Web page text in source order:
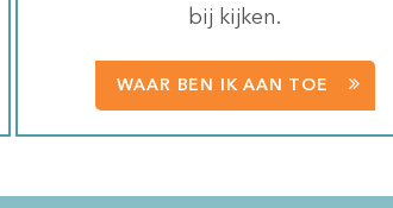
bij kijken.
WAAR BEN IK AAN TOE